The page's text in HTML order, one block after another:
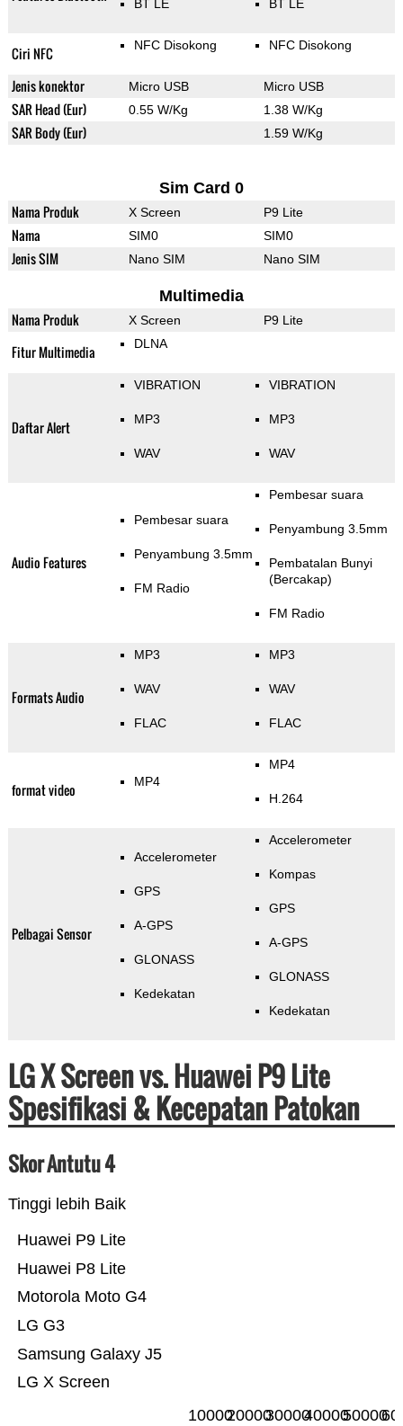
BT LE BT LE
Ciri NFC NFC Disokong NFC Disokong
Jenis konektor Micro USB Micro USB
SAR Head (Eur) 0.55 W/Kg 1.38 W/Kg
SAR Body (Eur) 1.59 W/Kg
Sim Card 0
Nama Produk X Screen P9 Lite
Nama SIM0 SIM0
Jenis SIM Nano SIM Nano SIM
Multimedia
Nama Produk X Screen P9 Lite
Fitur Multimedia DLNA
Daftar Alert
VIBRATION
MP3
WAV
VIBRATION
MP3
WAV
Audio Features
Pembesar suara
Penyambung 3.5mm
FM Radio
Pembesar suara
Penyambung 3.5mm
Pembatalan Bunyi
(Bercakap)
FM Radio
Formats Audio
MP3
WAV
FLAC
MP3
WAV
FLAC
format video MP4
MP4
H.264
Pelbagai Sensor
Accelerometer
GPS
A-GPS
GLONASS
Kedekatan
Accelerometer
Kompas
GPS
A-GPS
GLONASS
Kedekatan
LG X Screen vs. Huawei P9 Lite
Spesifikasi & Kecepatan Patokan
Skor Antutu 4
Tinggi lebih Baik
LG X Screen
Samsung Galaxy J5
LG G3
Motorola Moto G4
Huawei P8 Lite
Huawei P9 Lite
1000020000300004000050000